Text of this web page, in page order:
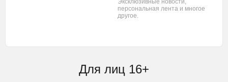
Для лиц 16+
персональная лента и многое
другое.